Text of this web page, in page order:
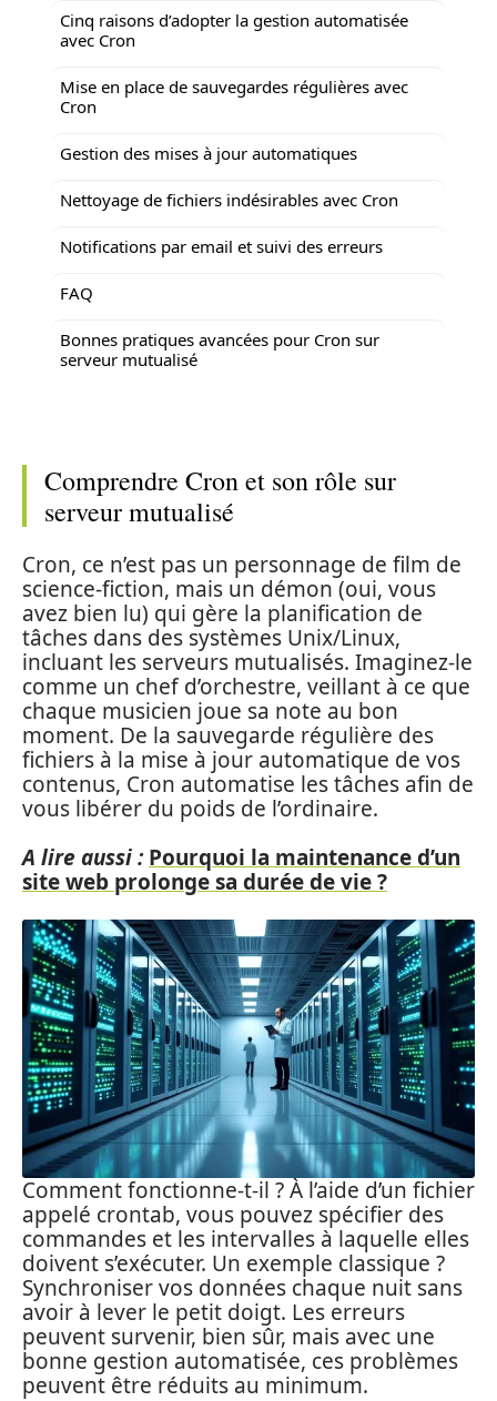
Cinq raisons d’adopter la gestion automatisée
avec Cron
Mise en place de sauvegardes régulières avec
Cron
Gestion des mises à jour automatiques
Nettoyage de fichiers indésirables avec Cron
Notifications par email et suivi des erreurs
FAQ
Bonnes pratiques avancées pour Cron sur
serveur mutualisé
Comprendre Cron et son rôle sur
serveur mutualisé
Cron, ce n’est pas un personnage de film de
science-fiction, mais un démon (oui, vous
avez bien lu) qui gère la planification de
tâches dans des systèmes Unix/Linux,
incluant les serveurs mutualisés. Imaginez-le
comme un chef d’orchestre, veillant à ce que
chaque musicien joue sa note au bon
moment. De la sauvegarde régulière des
fichiers à la mise à jour automatique de vos
contenus, Cron automatise les tâches afin de
vous libérer du poids de l’ordinaire.
A lire aussi : Pourquoi la maintenance d’un
site web prolonge sa durée de vie ?
Comment fonctionne-t-il ? À l’aide d’un fichier
appelé crontab, vous pouvez spécifier des
commandes et les intervalles à laquelle elles
doivent s’exécuter. Un exemple classique ?
Synchroniser vos données chaque nuit sans
avoir à lever le petit doigt. Les erreurs
peuvent survenir, bien sûr, mais avec une
bonne gestion automatisée, ces problèmes
peuvent être réduits au minimum.